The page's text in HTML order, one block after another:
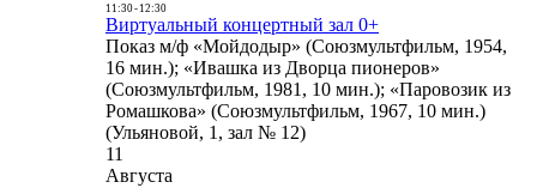
11:30- 12:30
Виртуальный концертный зал 0+
Показ м/ф «Мойдодыр» (Союзмультфильм, 1954,
16 мин.); «Ивашка из Дворца пионеров»
(Союзмультфильм, 1981, 10 мин.); «Паровозик из
Ромашкова» (Союзмультфильм, 1967, 10 мин.)
(Ульяновой, 1, зал № 12)
11
Августа